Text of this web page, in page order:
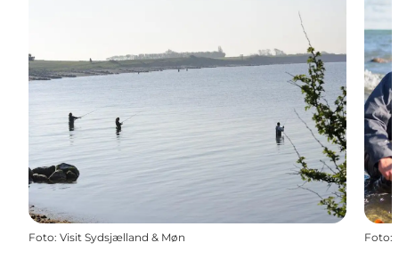
Foto: Visit Sydsjælland & Møn Foto: